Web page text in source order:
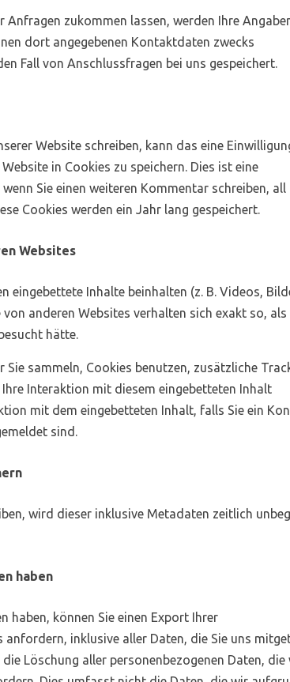
zukommen lassen, werden Ihre
dort angegebenen Kontaktdaten zwecks
Fall von Anschlussfragen bei uns gespeichert.
Website schreiben, kann das eine
in Cookies zu speichern. Dies ist eine
Sie einen weiteren Kommentar schreiben, all
Cookies werden ein Jahr lang gespeichert.
Websites
eingebettete Inhalte beinhalten (z. B. Videos,
anderen Websites verhalten sich exakt so, als
hätte.
Sie sammeln, Cookies benutzen, zusätzliche
Interaktion mit diesem eingebetteten Inhalt
mit dem eingebetteten Inhalt, falls Sie ein
sind.
wird dieser inklusive Metadaten zeitlich
haben
haben, können Sie einen Export Ihrer
anfordern, inklusive aller Daten, die Sie uns
Löschung aller personenbezogenen Daten, die